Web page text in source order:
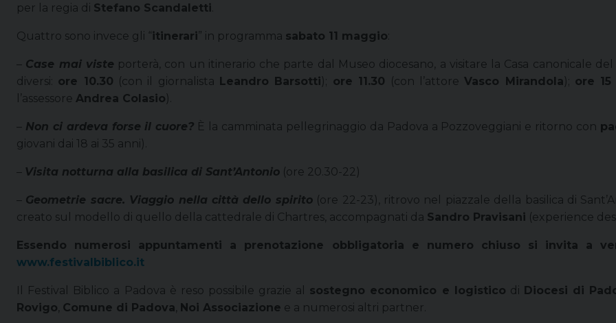
per la regia di Stefano Scandaletti
Quattro sono invece gli “ itinerari ” in programma sabato 11 maggio
– Case mai viste porterà, con un itinerario che parte dal Museo diocesano, a visitare la Casa canonicale
diversi: ore 10.30 (con il giornalista Leandro Barsotti ); ore 11.30 (con l’attoreVasco Mirandola ); ore 15
l’assessore Andrea Colasio ).
– Non ci ardeva forse il cuore? È la camminata pellegrinaggio da Padova a Pozzoveggiani e ritorno con
giovani dai 18 ai 35 anni).
– Visita notturna alla basilica di Sant’Antonio (ore 20.30-22)
– Geometrie sacre. Viaggio nella città dello spirito(ore 22-23), ritrovo nel piazzale della basilica di
creato sul modello di quello della cattedrale di Chartres, accompagnati da Sandro Pravisani (experience
Essendo numerosi appuntamenti a prenotazione obbligatoria e numero chiuso si invita a
www.festivalbiblico.it
Il Festival Biblico a Padova è reso possibile grazie al sostegno economico e logistico di Diocesi di
Rovigo Comune di Padova Noi Associazione e a numerosi altri partner.